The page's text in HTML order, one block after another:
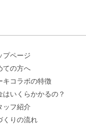
プページ
ての方へ
キコラボの特徴
はいくらかかるの？
ッフ紹介
くりの流れ